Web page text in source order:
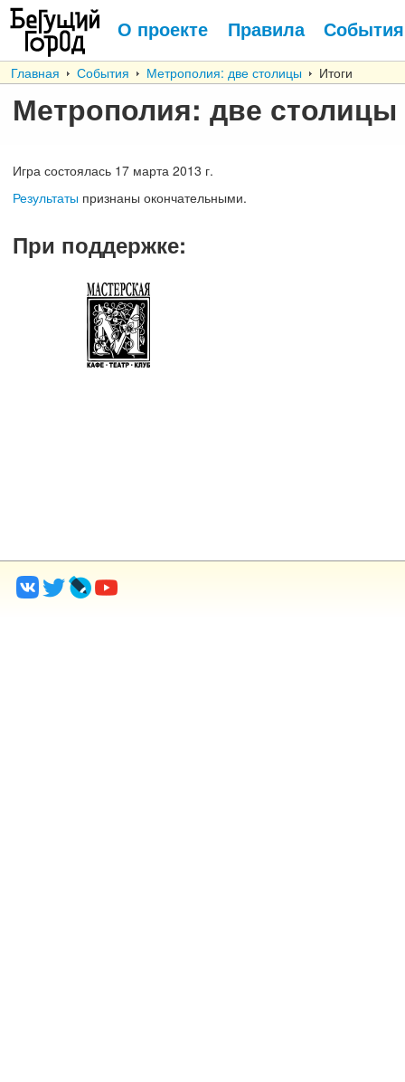
О проекте Правила События
Главная События Метрополия: две столицы Итоги
Метрополия: две столицы
Игра состоялась 17 марта 2013 г.
Результаты признаны окончательными.
При поддержке: